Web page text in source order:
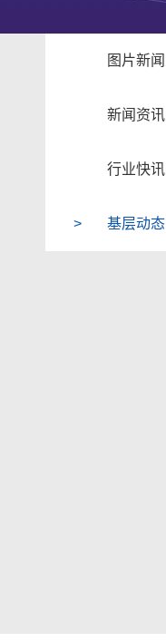
图片新闻
新闻资讯
行业快讯
基层动态